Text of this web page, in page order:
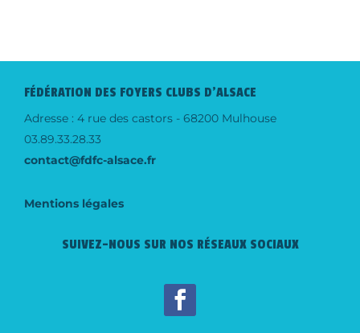
FÉDÉRATION DES FOYERS CLUBS D'ALSACE
Adresse : 4 rue des castors - 68200 Mulhouse
03.89.33.28.33
contact@fdfc-alsace.fr
Mentions légales
SUIVEZ-NOUS SUR NOS RÉSEAUX SOCIAUX